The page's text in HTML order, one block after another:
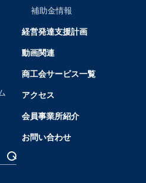
補助金情報
経営発達支援計画
動画関連
商工会サービス一覧
アクセス
会員事業所紹介
お問い合わせ
検